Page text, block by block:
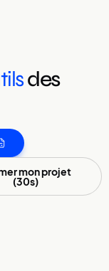
des
mon projet
(30s)